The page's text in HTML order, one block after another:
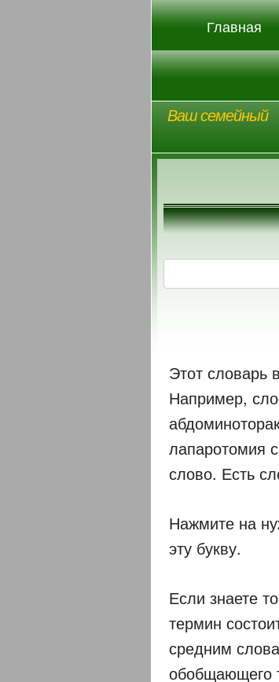
Главная
Ваш семейный
Этот словарь
Например,
лапаротомия
слово. Есть
Нажмите на
эту букву.
Если знаете
термин
средним
обобщающего